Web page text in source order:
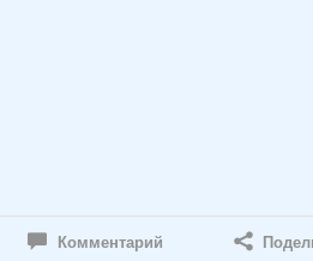
Комментарий